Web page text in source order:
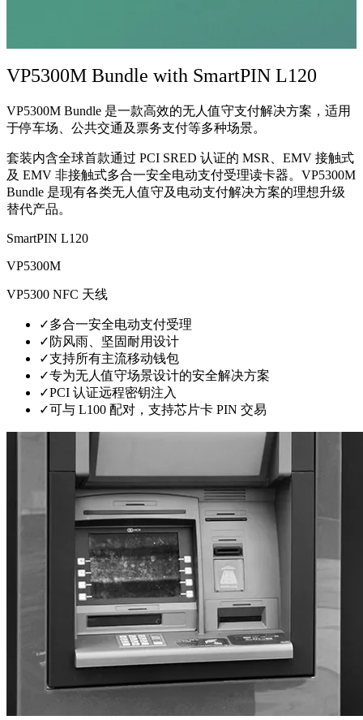
VP5300M Bundle with SmartPIN L120
VP5300M Bundle 是一款高效的无人值守支付解决方案，适用
于停车场、公共交通及票务支付等多种场景。
套装内含全球首款通过 PCI SRED 认证的 MSR、EMV 接触式
及 EMV 非接触式多合一安全电动支付受理读卡器。VP5300M
Bundle 是现有各类无人值守及电动支付解决方案的理想升级
替代产品。
SmartPIN L120
VP5300M
VP5300 NFC 天线
✓多合一安全电动支付受理
✓ 防风雨、坚固耐用设计
✓支持所有主流移动钱包
✓专为无人值守场景设计的安全解决方案
✓PCI 认证远程密钥注入
✓可与 L100 配对，支持芯片卡 PIN 交易